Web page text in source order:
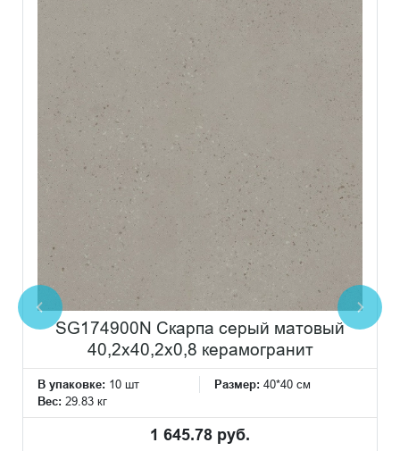
SG174900N Скарпа серый матовый
40,2x40,2x0,8 керамогранит
В упаковке: 10 шт Размер: 40*40 см
Вес: 29.83 кг
1 645.78 руб.